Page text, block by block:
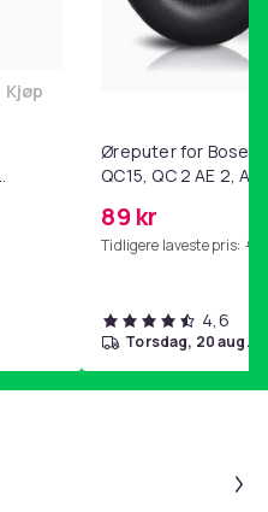
Legg Magetrener, 6-rørs
Kjøp
Øreputer for Bose
QC15, QC 2 AE 2, AE
89 kr
Tidligere laveste pris: 99
4,6
torsdag, 20 aug.